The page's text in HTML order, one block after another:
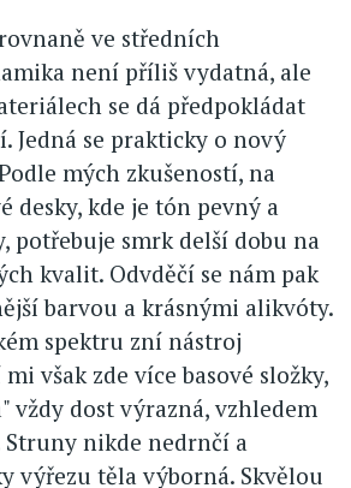
ve středních
není příliš vydatná, ale
se dá předpokládat
Jedná se prakticky o nový
mých zkušeností, na
desky, kde je tón pevný a
potřebuje smrk delší dobu na
kvalit. Odvděčí se nám pak
barvou a krásnými alikvóty.
spektru zní nástroj
však zde více basové složky,
vždy dost výrazná, vzhledem
nikde nedrnčí a
výřezu těla výborná. Skvělou